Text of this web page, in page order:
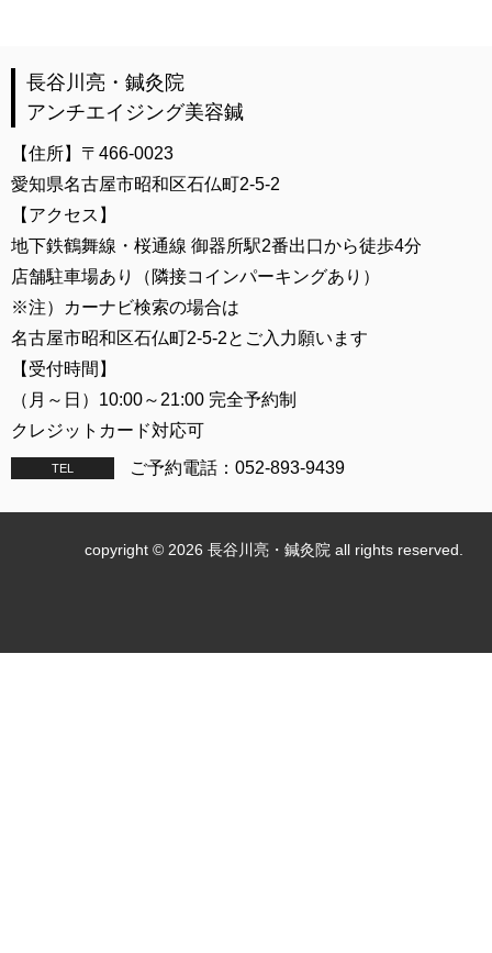
長谷川亮・鍼灸院
アンチエイジング美容鍼
【住所】〒466-0023
愛知県名古屋市昭和区石仏町2-5-2
【アクセス】
地下鉄鶴舞線・桜通線 御器所駅2番出口から徒歩4分
店舗駐車場あり（隣接コインパーキングあり）
※注）カーナビ検索の場合は
名古屋市昭和区石仏町2-5-2とご入力願います
【受付時間】
（月～日）10:00～21:00 完全予約制
クレジットカード対応可
TEL ご予約電話：052-893-9439
copyright © 2026 長谷川亮・鍼灸院 all rights reserved.